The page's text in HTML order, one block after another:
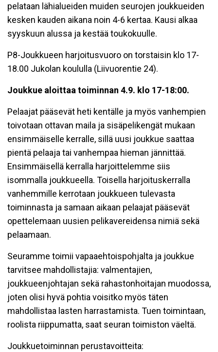
pelataan lähialueiden muiden seurojen joukkueiden
kesken kauden aikana noin 4-6 kertaa. Kausi alkaa
syyskuun alussa ja kestää toukokuulle.
P8-Joukkueen harjoitusvuoro on torstaisin klo 17-
18.00 Jukolan koululla (Liivuorentie 24).
Joukkue aloittaa toiminnan 4.9. klo 17-18:00.
Pelaajat pääsevät heti kentälle ja myös vanhempien
toivotaan ottavan maila ja sisäpelikengät mukaan
ensimmäiselle kerralle, sillä uusi joukkue saattaa
pientä pelaaja tai vanhempaa hieman jännittää.
Ensimmäisellä kerralla harjoittelemme siis
isommalla joukkueella. Toisella harjoituskerralla
vanhemmille kerrotaan joukkueen tulevasta
toiminnasta ja samaan aikaan pelaajat pääsevät
opettelemaan uusien pelikavereidensa nimiä sekä
pelaamaan.
Seuramme toimii vapaaehtoispohjalta ja joukkue
tarvitsee mahdollistajia: valmentajien,
joukkueenjohtajan sekä rahastonhoitajan muodossa,
joten olisi hyvä pohtia voisitko myös täten
mahdollistaa lasten harrastamista. Tuen toimintaan,
roolista riippumatta, saat seuran toimiston väeltä.
Joukkuetoiminnan perustavoitteita: